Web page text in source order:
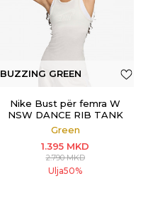
BUZZING GREEN
Nike Bust për femra W
NSW DANCE RIB TANK
Green
1.395 MKD
2.790MKD
Ulja50%